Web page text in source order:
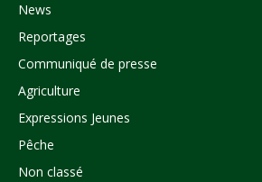
News
Reportages
Communiqué de presse
Agriculture
Expressions Jeunes
Pêche
Non classé